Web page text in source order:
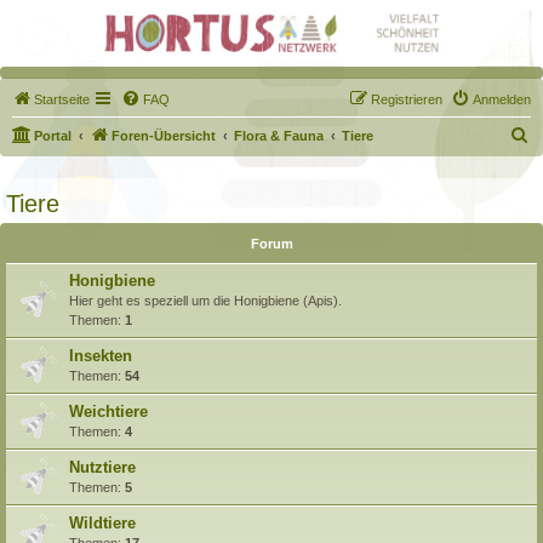
Startseite FAQ Anmelden
Registrieren
Portal Foren-Übersicht Flora & Fauna Tiere
u
h
Tiere
Forum
Honigbiene
Hier geht es speziell um die Honigbiene (Apis).
Themen: 1
Insekten
Themen: 54
Weichtiere
Themen: 4
Nutztiere
Themen: 5
Wildtiere